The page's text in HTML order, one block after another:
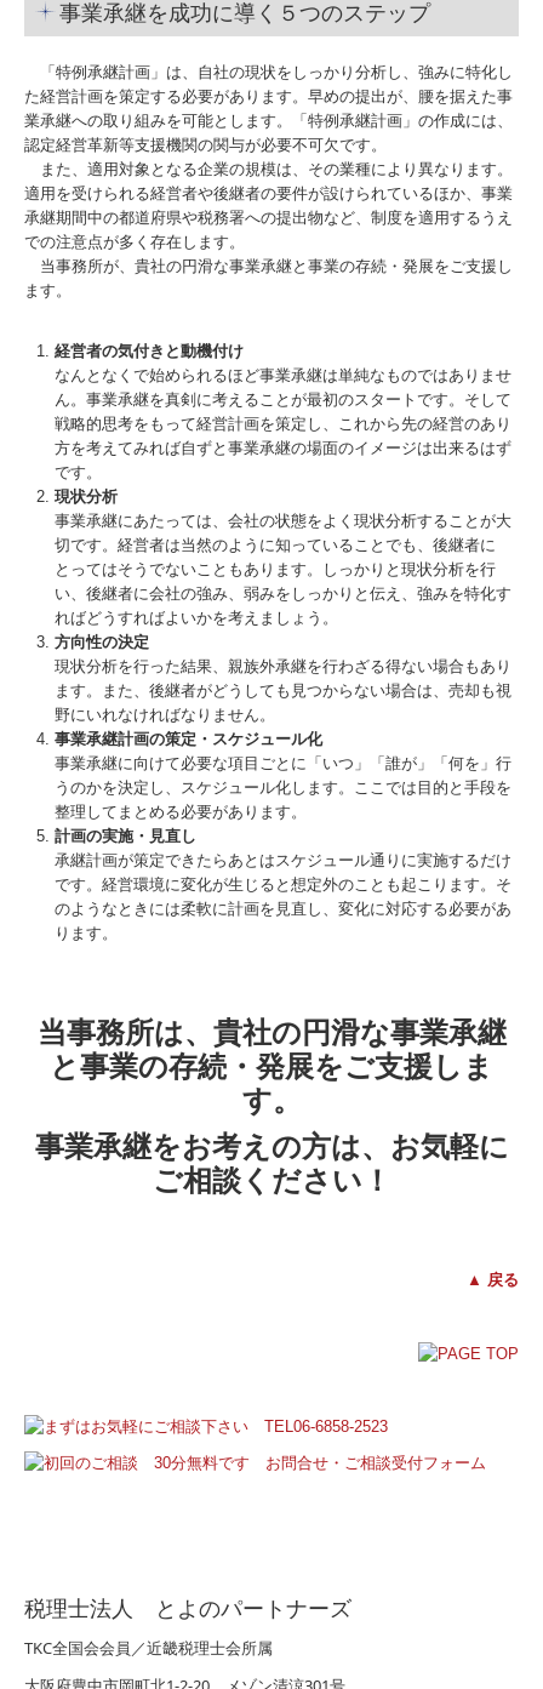
事業承継を成功に導く５つのステップ
「特例承継計画」は、自社の現状をしっかり分析し、強みに特化し
た経営計画を策定する必要があります。早めの提出が、腰を据えた事
業承継への取り組みを可能とします。「特例承継計画」の作成には、
認定経営革新等支援機関の関与が必要不可欠です。
また、適用対象となる企業の規模は、その業種により異なります。
適用を受けられる経営者や後継者の要件が設けられているほか、事業
承継期間中の都道府県や税務署への提出物など、制度を適用するうえ
での注意点が多く存在します。
当事務所が、貴社の円滑な事業承継と事業の存続・発展をご支援し
ます。
経営者の気付きと動機付け
なんとなくで始められるほど事業承継は単純なものではありませ
ん。事業承継を真剣に考えることが最初のスタートです。そして
戦略的思考をもって経営計画を策定し、これから先の経営のあり
方を考えてみれば自ずと事業承継の場面のイメージは出来るはず
です。
現状分析
事業承継にあたっては、会社の状態をよく現状分析することが大
切です。経営者は当然のように知っていることでも、後継者に
とってはそうでないこともあります。しっかりと現状分析を行
い、後継者に会社の強み、弱みをしっかりと伝え、強みを特化す
ればどうすればよいかを考えましょう。
方向性の決定
現状分析を行った結果、親族外承継を行わざる得ない場合もあり
ます。また、後継者がどうしても見つからない場合は、売却も視
野にいれなければなりません。
事業承継計画の策定・スケジュール化
事業承継に向けて必要な項目ごとに「いつ」「誰が」「何を」行
うのかを決定し、スケジュール化します。ここでは目的と手段を
整理してまとめる必要があります。
計画の実施・見直し
承継計画が策定できたらあとはスケジュール通りに実施するだけ
です。経営環境に変化が生じると想定外のことも起こります。そ
のようなときには柔軟に計画を見直し、変化に対応する必要があ
ります。
当事務所は、貴社の円滑な事業承継
と事業の存続・発展をご支援しま
す。
事業承継をお考えの方は、お気軽に
ご相談ください！
▲ 戻る
税理士法人 とよのパートナーズ
TKC全国会会員／近畿税理士会所属